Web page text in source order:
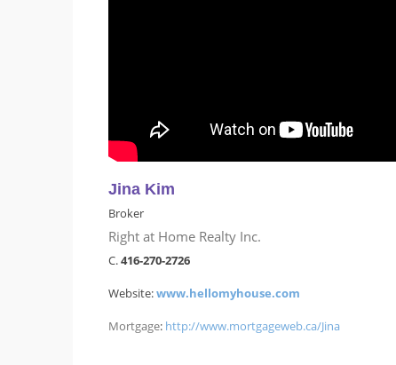
Jina Kim
Broker
Right at Home Realty Inc.
C.416-270-2726
Website:www.hellomyhouse.com
Mortgage: http://www.mortgageweb.ca/Jina